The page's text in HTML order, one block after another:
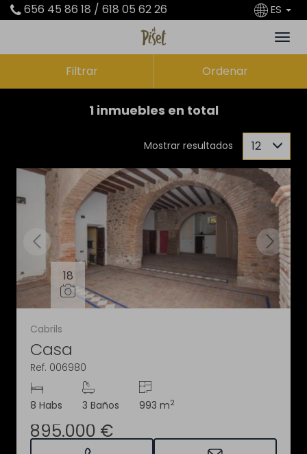
656 45 86 18 / 618 05 62 26 ES
Filtrar Ordenar
1 inmuebles en total
Mostrar resultados 12
18
Cabrils
Casa
Ref. 006980
8 Habs 3 Baños 993 m2
895.000 €